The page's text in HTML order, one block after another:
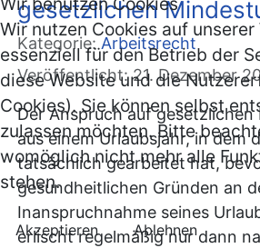
gesetzlichen
Kategorie:Arbeitsrecht
Veröffentlicht: 21. Dezember
Der Anspruch auf gesetzlichen
aus einem Urlaubsjahr, in dem
tatsächlich gearbeitet hat,
gesundheitlichen Gründen an
Inanspruchnahme seines
erlischt regelmäßig nur dann
Wir nutzen Cookies auf
essenziell für den Betrieb der
diese Website und die
Cookies). Sie können selbst
zulassen möchten. Bitte
womöglich nicht mehr alle
stehen.
Akzeptieren Ablehnen